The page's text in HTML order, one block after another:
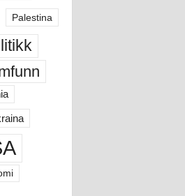
Palestina